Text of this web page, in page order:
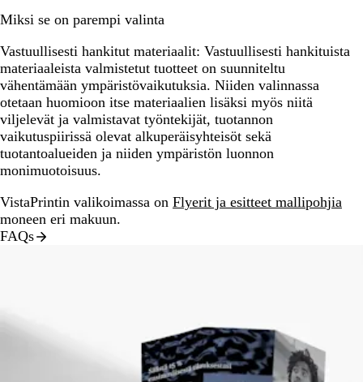
Miksi se on parempi valinta
Vastuullisesti hankitut materiaalit: Vastuullisesti hankituista
materiaaleista valmistetut tuotteet on suunniteltu
vähentämään ympäristövaikutuksia. Niiden valinnassa
otetaan huomioon itse materiaalien lisäksi myös niitä
viljelevät ja valmistavat työntekijät, tuotannon
vaikutuspiirissä olevat alkuperäisyhteisöt sekä
tuotantoalueiden ja niiden ympäristön luonnon
monimuotoisuus.
VistaPrintin valikoimassa on Flyerit ja esitteet mallipohjia
moneen eri makuun.
FAQs